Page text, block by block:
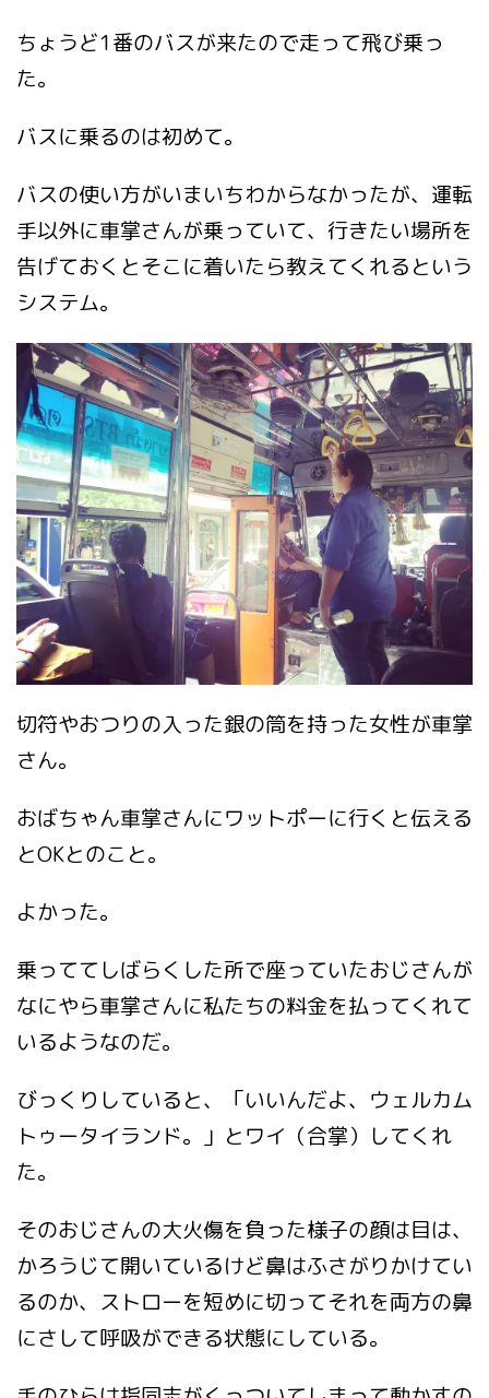
ちょうど1番のバスが来たので走って飛び乗っ
た。
バスに乗るのは初めて。
バスの使い方がいまいちわからなかったが、運転
手以外に車掌さんが乗っていて、行きたい場所を
告げておくとそこに着いたら教えてくれるという
システム。
切符やおつりの入った銀の筒を持った女性が車掌
さん。
おばちゃん車掌さんにワットポーに行くと伝える
とOKとのこと。
よかった。
乗っててしばらくした所で座っていたおじさんが
なにやら車掌さんに私たちの料金を払ってくれて
いるようなのだ。
びっくりしていると、「いいんだよ、ウェルカム
トゥータイランド。」とワイ（合掌）してくれ
た。
そのおじさんの大火傷を負った様子の顔は目は、
かろうじて開いているけど鼻はふさがりかけてい
るのか、ストローを短めに切ってそれを両方の鼻
にさして呼吸ができる状態にしている。